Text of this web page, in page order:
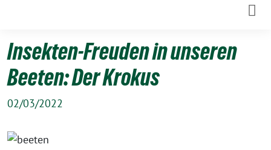
Insekten-Freuden in unseren
Beeten: Der Krokus
02/03/2022